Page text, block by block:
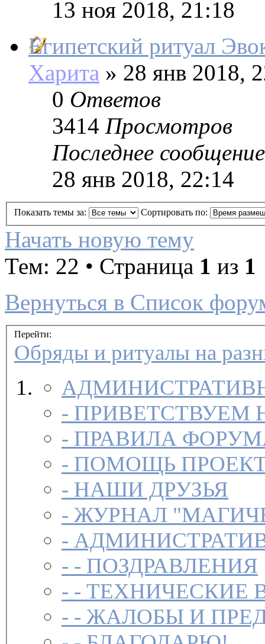
13 ноя 2018, 21:18
Египетский ритуал
Харита » 28 янв 2018,
0 Ответов
3414 Просмотров
Последнее сообщение
28 янв 2018, 22:14
Показать темы за: Сортировать по:
Начать новую тему
Тем: 22 • Страница 1 из 1
Вернуться в Список
Перейти:
Обряды и ритуалы на
- ПРИВЕТСТВУЕМ
-
ПРАВИЛА
- ПОМОЩЬ
- НАШИ ДРУЗЬЯ
- ЖУРНАЛ
-
- - ПОЗДРАВЛЕНИЯ
- - ТЕХНИЧЕСКИЕ
- - ЖАЛОБЫ И